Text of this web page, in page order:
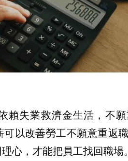
賴失業救濟金生活，不
以改善勞工不願意重返
心，才能把員工找回職場